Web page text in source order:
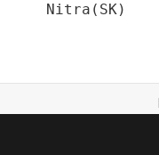
Nitra(SK)